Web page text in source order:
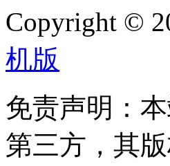
Copyright ©
机版
免责声明：
第三方，其